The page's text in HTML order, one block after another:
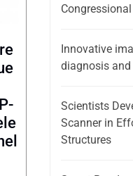
Innovative
diagnosis
Scientists
Scanner in
Structures